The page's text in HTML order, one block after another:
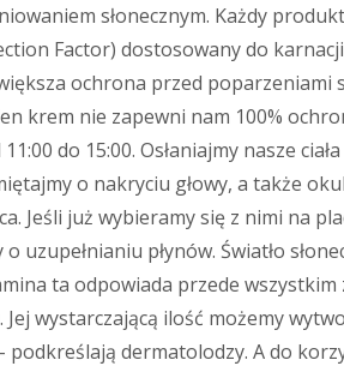
słonecznym. Każdy
Factor) dostosowany do
ochrona przed poparzeniami
krem nie zapewni nam 100%
do 15:00. Osłaniajmy nasze
o nakryciu głowy, a także
Jeśli już wybieramy się z nimi na
płynów. Światło
ta odpowiada przede
wystarczającą ilość możemy
podkreślają dermatolodzy. A do